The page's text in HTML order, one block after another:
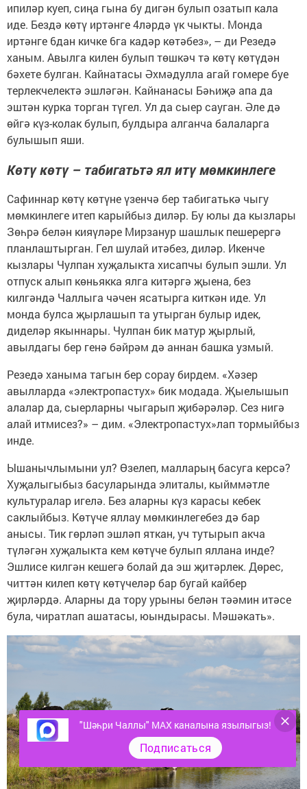
ипиләр куеп, сиңа гына бу дигән булып озатып кала
иде. Бездә көтү иртәнге 4ләрдә үк чыкты. Монда
иртәнге 6дан кичке 6га кадәр көтәбез», – ди Резедә
ханым. Авылга килен булып төшкәч тә көтү көтүдән
бәхете булган. Кайнатасы Әхмәдулла агай гомере буе
терлекчелектә эшләгән. Кайнанасы Бәһиҗә апа да
эштән курка торган түгел. Ул да сыер сауган. Әле дә
өйгә күз-колак булып, булдыра алганча балаларга
булышып яши.
Көтү көтү – табигатьтә ял итү мөмкинлеге
Сафиннар көтү көтүне үзенчә бер табигатькә чыгу
мөмкинлеге итеп карыйбыз диләр. Бу юлы да кызлары
Зөһрә белән кияүләре Мирзанур шашлык пешерергә
планлаштырган. Гел шулай итәбез, диләр. Икенче
кызлары Чулпан хуҗалыкта хисапчы булып эшли. Ул
отпуск алып көньякка ялга китәргә җыена, без
килгәндә Чаллыга чәчен ясатырга киткән иде. Ул
монда булса җырлашып та утырган булыр идек,
диделәр якыннары. Чулпан бик матур җырлый,
авылдагы бер генә бәйрәм дә аннан башка узмый.
Резедә ханыма тагын бер сорау бирдем. «Хәзер
авылларда «электропастух» бик модада. Җыелышып
алалар да, сыерларны чыгарып җибәрәләр. Сез нигә
алай итмисез?» – дим. «Электропастух»лап тормыйбыз
инде.
Ышанычлымыни ул? Өзелеп, малларың басуга керсә?
Хуҗалыгыбыз басуларында элиталы, кыйммәтле
культуралар игелә. Без аларны күз карасы кебек
саклыйбыз. Көтүче яллау мөмкинлегебез дә бар
анысы. Тик гөрләп эшләп яткан, уч тутырып акча
түләгән хуҗалыкта кем көтүче булып яллана инде?
Эшлисе килгән кешегә болай да эш җитәрлек. Дөрес,
читтән килеп көтү көтүчеләр бар бугай кайбер
җирләрдә. Аларны да тору урыны белән тәәмин итәсе
була, чиратлап ашатасы, юындырасы. Мәшәкать».
"Шәһри Чаллы" MAX каналына язылыгыз!
Подписаться